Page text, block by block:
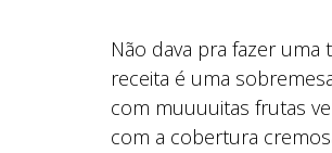
Não dava pra fazer uma
receita é uma
com muuuuitas frutas
com a cobertura